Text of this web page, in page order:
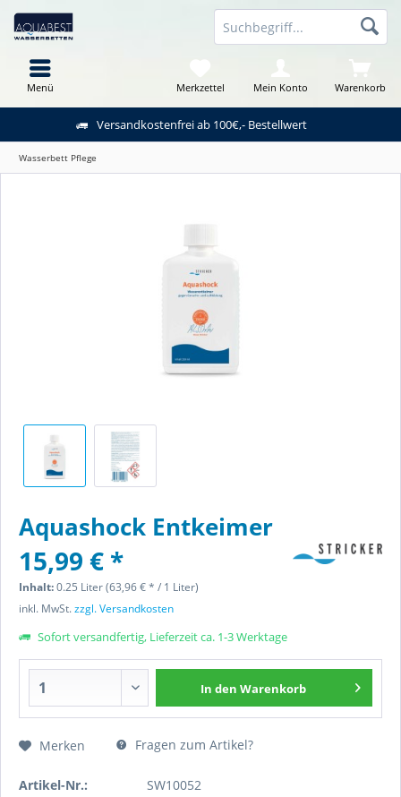
Versandkostenfrei ab 100€,- Bestellwert
Warenkorb
Merkzettel Mein Konto
Menü
Wasserbett Pflege
Aquashock Entkeimer
15,99 € *
Inhalt:0.25 Liter (63,96 € * / 1 Liter)
inkl. MwSt.zzgl. Versandkosten
Sofort versandfertig, Lieferzeit ca. 1-3 Werktage
In den Warenkorb
Merken Fragen zum Artikel?
Artikel-Nr.: SW10052